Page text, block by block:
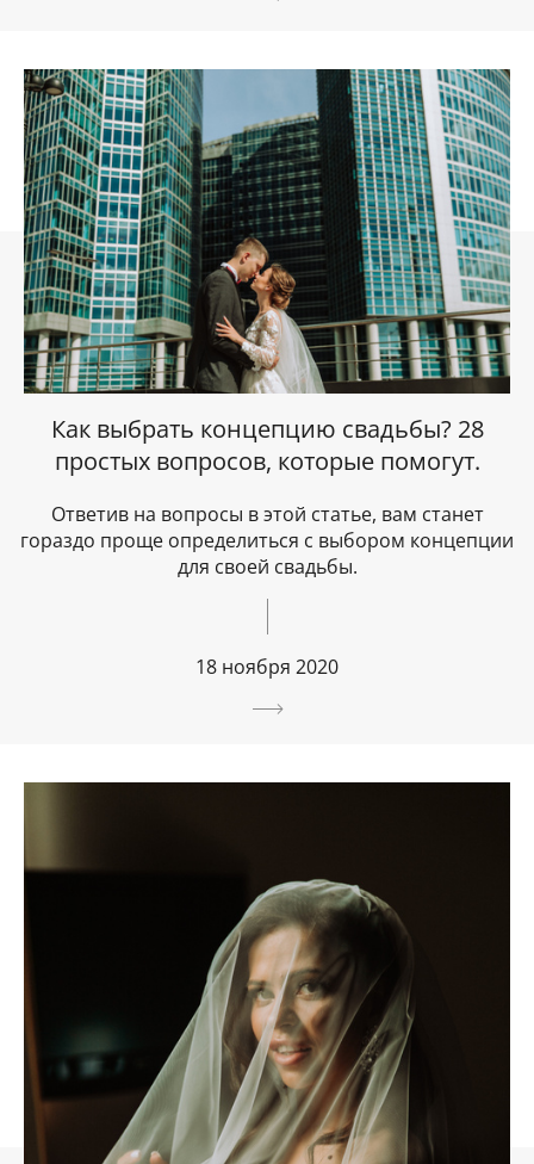
Как выбрать концепцию свадьбы? 28
простых вопросов, которые помогут.
Ответив на вопросы в этой статье, вам станет
гораздо проще определиться с выбором концепции
для своей свадьбы.
18 ноября 2020